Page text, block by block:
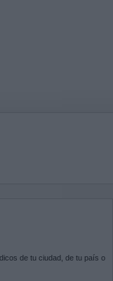
de tu ciudad, de tu país o